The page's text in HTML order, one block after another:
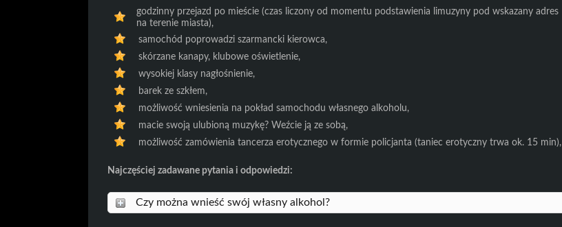
godzinny przejazd po mieście (czas liczony od momentu podstawienia limuzyny pod wskazany adres
na terenie miasta),
samochód poprowadzi szarmancki kierowca,
skórzane kanapy, klubowe oświetlenie,
wysokiej klasy nagłośnienie,
barek ze szkłem,
możliwość wniesienia na pokład samochodu własnego alkoholu,
macie swoją ulubioną muzykę? Weźcie ją ze sobą,
możliwość zamówienia tancerza erotycznego w formie policjanta (taniec erotyczny trwa ok. 15 min),
Najczęściej zadawane pytania i odpowiedzi:
Czy można wnieść swój własny alkohol?